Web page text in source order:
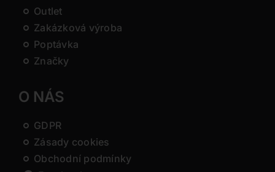
Outlet
Zakázková výroba
Poptávka
Značky
O NÁS
GDPR
Zásady cookies
Obchodní podmínky